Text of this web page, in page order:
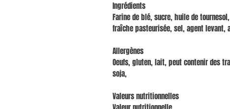
Ingrédients
Farine de blé, sucre, huile de
fraîche pasteurisée, sel, agent levant,
Allergènes
Oeufs, gluten, lait, peut contenir des
soja,
Valeurs nutritionnelles